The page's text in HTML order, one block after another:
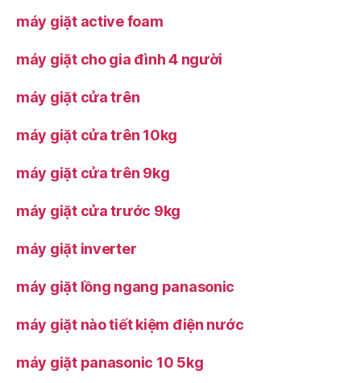
máy giặt active foam
máy giặt cho gia đình 4 người
máy giặt cửa trên
máy giặt cửa trên 10kg
máy giặt cửa trên 9kg
máy giặt cửa trước 9kg
máy giặt inverter
máy giặt lồng ngang panasonic
máy giặt nào tiết kiệm điện nước
máy giặt panasonic 10 5kg